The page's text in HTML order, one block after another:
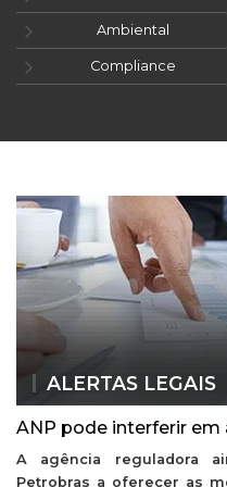
Ambiental
Compliance
ALERTAS LEGAIS
ANP pode interferir em
A agência reguladora
Petrobras a oferecer as